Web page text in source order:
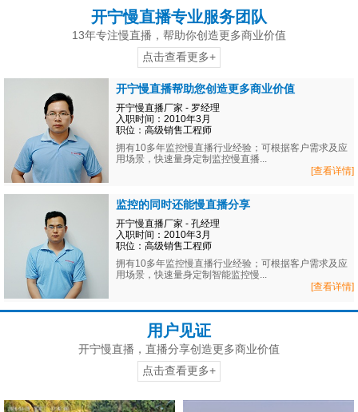
开宁慢直播专业服务团队
13年专注慢直播，帮助你创造更多商业价值
点击查看更多+
开宁慢直播帮助您创造更多商业价值
开宁慢直播厂家 - 罗经理
入职时间：2010年3月
职位：高级销售工程师
拥有10多年监控慢直播行业经验；可根据客户需求及应
用场景，快速量身定制监控慢直播...
[查看详情]
监控的同时还能慢直播分享
开宁慢直播厂家 - 孔经理
入职时间：2010年3月
职位：高级销售工程师
拥有10多年监控慢直播行业经验；可根据客户需求及应
用场景，快速量身定制智能监控慢...
[查看详情]
用户见证
开宁慢直播，直播分享创造更多商业价值
点击查看更多+